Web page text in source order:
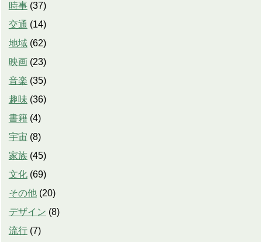
時事 (37)
交通 (14)
地域 (62)
映画 (23)
音楽 (35)
趣味 (36)
書籍 (4)
宇宙 (8)
家族 (45)
文化 (69)
その他 (20)
デザイン (8)
流行 (7)